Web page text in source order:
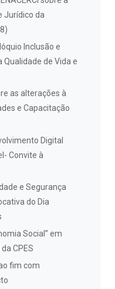
Jurídico da
Inclusão e
Qualidade de Vida e
as alterações à
e Capacitação
Digital
Convite à
e Segurança
do Dia
Social” em
CPES
fim com